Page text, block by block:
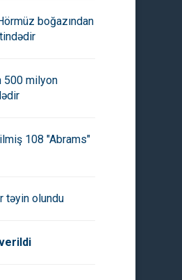
boğazından
500 milyon
108 "Abrams"
təyin olundu